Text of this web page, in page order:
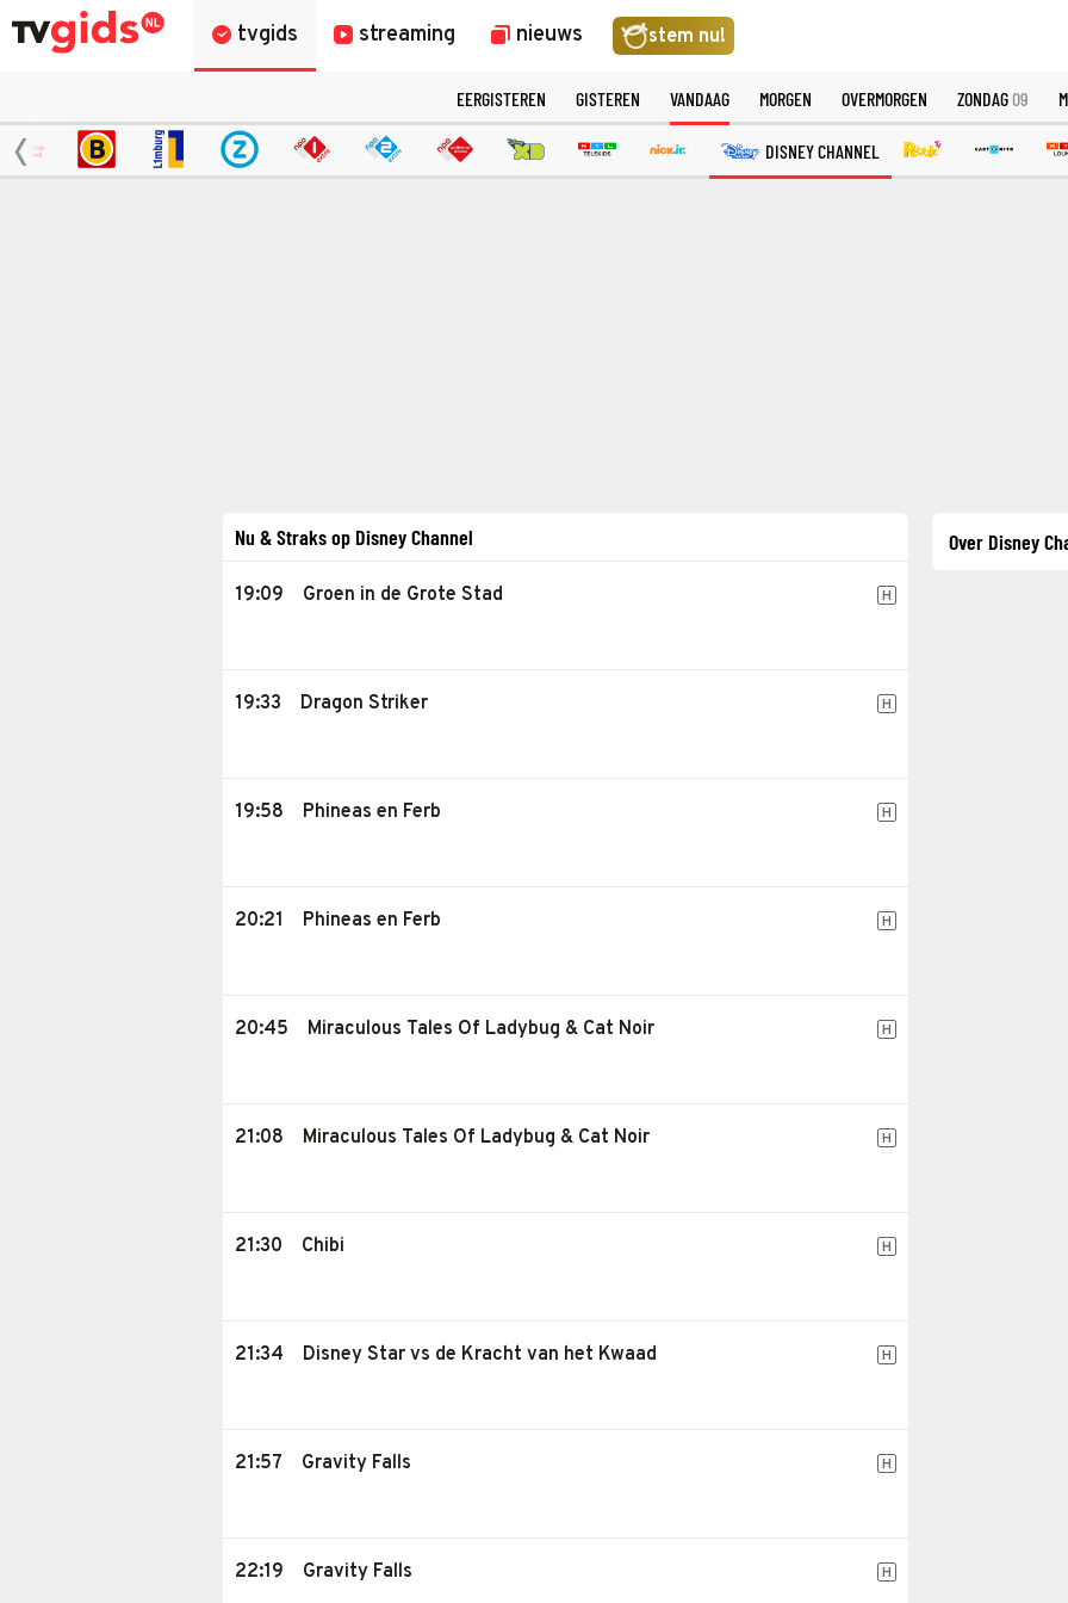
tvgids streaming nieuws stem nu!
EERGISTEREN GISTEREN VANDAAG MORGEN OVERMORGEN ZONDAG09
DISNEY CHANNEL
Nu & Straks op Disney Channel
19:09 Groen in de Grote Stad H
19:33 Dragon Striker H
19:58 Phineas en Ferb H
20:21 Phineas en Ferb H
20:45 Miraculous Tales Of Ladybug & Cat Noir H
21:08 Miraculous Tales Of Ladybug & Cat Noir H
21:30 Chibi H
21:34 Disney Star vs de Kracht van het Kwaad H
21:57 Gravity Falls H
22:19 Gravity Falls H
Over Disney